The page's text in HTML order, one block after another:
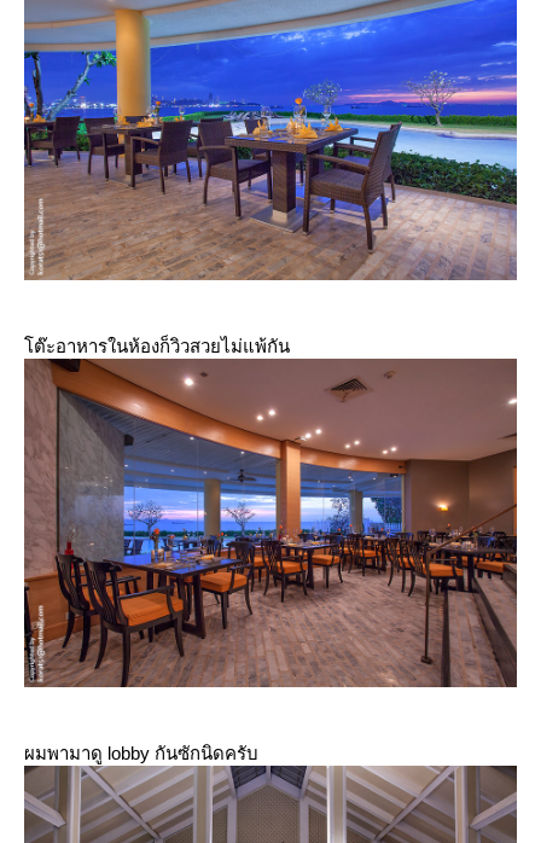
ต๊ะอาหารในห้องก็วิวสวยไม่แพ้กัน
ผมพามาดู lobby กันซักนิดครับ